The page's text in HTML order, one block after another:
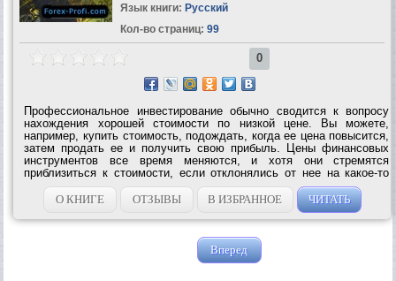
Язык книги: Русский
Кол-во страниц: 99
0
Профессиональное инвестирование обычно сводится к вопросу
нахождения хорошей стоимости по низкой цене. Вы можете,
например, купить стоимость, подождать, когда ее цена повысится,
затем продать ее и получить свою прибыль. Цены финансовых
инструментов все время меняются, и хотя они стремятся
приблизиться к стоимости, если отклонялись от нее на какое-то
время, они также перемещаются вследствие других причин. Эта
книга посвящена...
О КНИГЕ ОТЗЫВЫ В ИЗБРАННОЕ ЧИТАТЬ
Вперед